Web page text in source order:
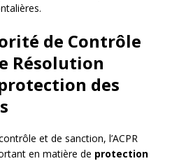
de Contrôle
Résolution
des
et de sanction, l’ACPR
en matière de protection